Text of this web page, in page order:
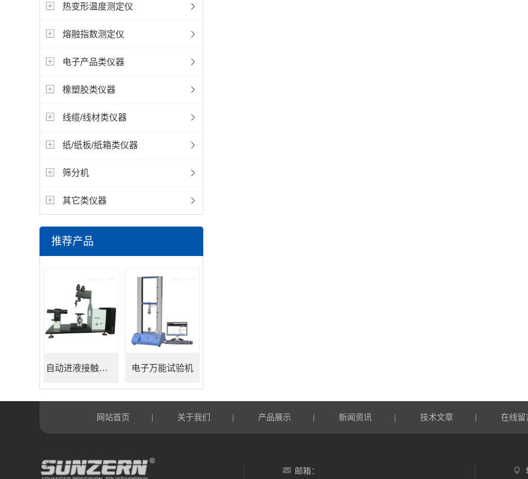
热变形温度测定仪
熔融指数测定仪
电子产品类仪器
橡塑胶类仪器
线缆/线材类仪器
纸/纸板/纸箱类仪器
筛分机
其它类仪器
推荐产品
自动进液接触角测量仪 电子万能试验机
网站首页 关于我们 产品展示 新闻资讯 技术文章 在线留
邮箱：